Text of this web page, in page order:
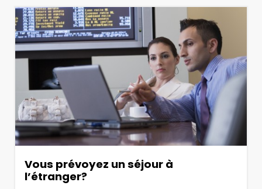
Vous prévoyez un séjour à
l’étranger?